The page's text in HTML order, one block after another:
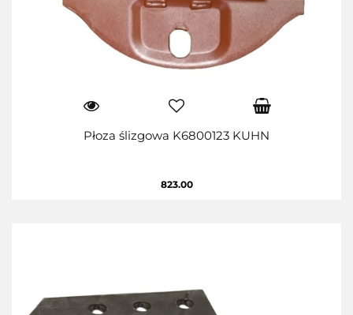
Płoza ślizgowa K6800123 KUHN
823.00